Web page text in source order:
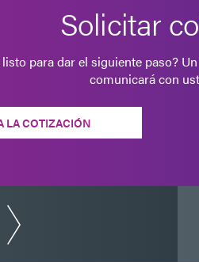
el
6-621-VT
cura
6-630-T
El
con
Solicitar
listo para dar el siguiente paso?
comunicará con
LA COTIZACIÓN